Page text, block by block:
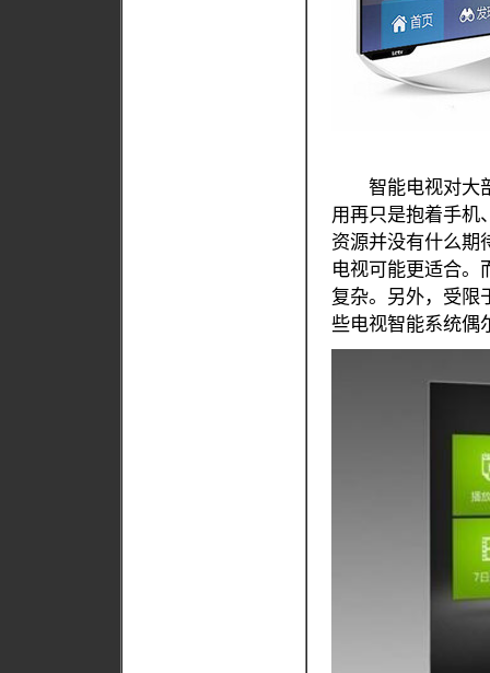
智能电视对大部
用再只是抱着手机
资源并没有什么期
电视可能更适合。
复杂。另外，受限
些电视智能系统偶